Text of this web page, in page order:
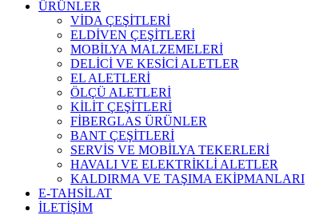
ÜRÜNLER
VİDA ÇEŞİTLERİ
ELDİVEN ÇEŞİTLERİ
MOBİLYA MALZEMELERİ
DELİCİ VE KESİCİ ALETLER
EL ALETLERİ
ÖLÇÜ ALETLERİ
KİLİT ÇEŞİTLERİ
FİBERGLAS ÜRÜNLER
BANT ÇEŞİTLERİ
SERVİS VE MOBİLYA TEKERLERİ
HAVALI VE ELEKTRİKLİ ALETLER
KALDIRMA VE TAŞIMA EKİPMANLARI
E-TAHSİLAT
İLETİŞİM